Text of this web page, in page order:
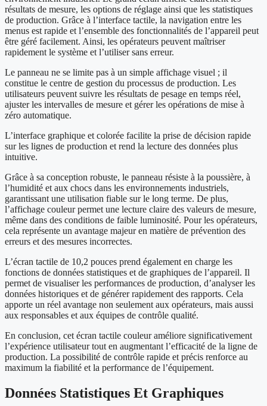
résultats de mesure, les options de réglage ainsi que les statistiques
de production. Grâce à l’interface tactile, la navigation entre les
menus est rapide et l’ensemble des fonctionnalités de l’appareil peut
être géré facilement. Ainsi, les opérateurs peuvent maîtriser
rapidement le système et l’utiliser sans erreur.
Le panneau ne se limite pas à un simple affichage visuel ; il
constitue le centre de gestion du processus de production. Les
utilisateurs peuvent suivre les résultats de pesage en temps réel,
ajuster les intervalles de mesure et gérer les opérations de mise à
zéro automatique.
L’interface graphique et colorée facilite la prise de décision rapide
sur les lignes de production et rend la lecture des données plus
intuitive.
Grâce à sa conception robuste, le panneau résiste à la poussière, à
l’humidité et aux chocs dans les environnements industriels,
garantissant une utilisation fiable sur le long terme. De plus,
l’affichage couleur permet une lecture claire des valeurs de mesure,
même dans des conditions de faible luminosité. Pour les opérateurs,
cela représente un avantage majeur en matière de prévention des
erreurs et des mesures incorrectes.
L’écran tactile de 10,2 pouces prend également en charge les
fonctions de données statistiques et de graphiques de l’appareil. Il
permet de visualiser les performances de production, d’analyser les
données historiques et de générer rapidement des rapports. Cela
apporte un réel avantage non seulement aux opérateurs, mais aussi
aux responsables et aux équipes de contrôle qualité.
En conclusion, cet écran tactile couleur améliore significativement
l’expérience utilisateur tout en augmentant l’efficacité de la ligne de
production. La possibilité de contrôle rapide et précis renforce au
maximum la fiabilité et la performance de l’équipement.
Données Statistiques Et Graphiques